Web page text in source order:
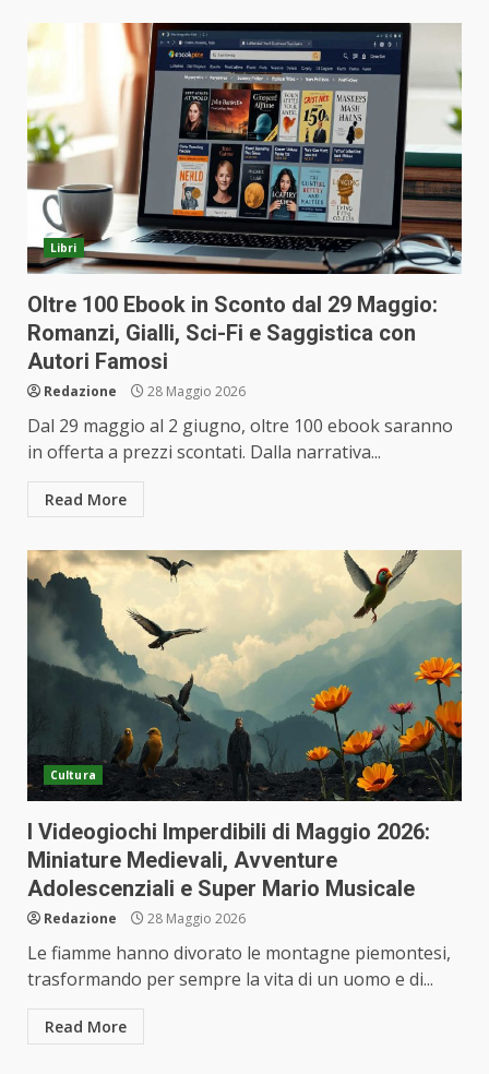
Libri
Oltre 100 Ebook in Sconto dal 29 Maggio:
Romanzi, Gialli, Sci-Fi e Saggistica con
Autori Famosi
Redazione 28 Maggio 2026
Dal 29 maggio al 2 giugno, oltre 100 ebook saranno
in offerta a prezzi scontati. Dalla narrativa...
Read More
Cultura
I Videogiochi Imperdibili di Maggio 2026:
Miniature Medievali, Avventure
Adolescenziali e Super Mario Musicale
Redazione 28 Maggio 2026
Le fiamme hanno divorato le montagne piemontesi,
trasformando per sempre la vita di un uomo e di...
Read More